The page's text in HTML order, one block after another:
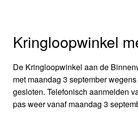
Kringloopwinkel
De Kringloopwinkel aan de
met maandag 3 september
gesloten. Telefonisch aanmelden
pas weer vanaf maandag 3